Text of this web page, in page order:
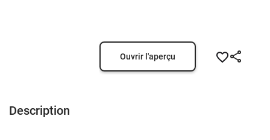
Ouvrir l'aperçu
Description